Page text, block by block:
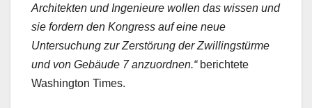
Architekten und Ingenieure wollen das wissen und
sie fordern den Kongress auf eine neue
Untersuchung zur Zerstörung der Zwillingstürme
und von Gebäude 7 anzuordnen.“berichtete
Washington Times.